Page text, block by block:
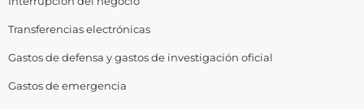
Transferencias electrónicas​
Gastos de defensa y gastos de investigación oficial​
Gastos de emergencia​